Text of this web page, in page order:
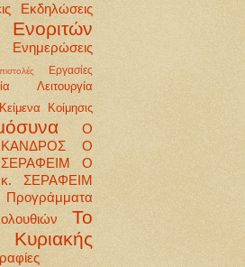
Εκδηλώσεις
Ενημερώσεις
Εργασίες
Λειτουργία
Κείμενα
Κοίμησις
Ο
Ο
Ο
κ. ΣΕΡΑΦΕΙΜ
Προγράμματα
Το